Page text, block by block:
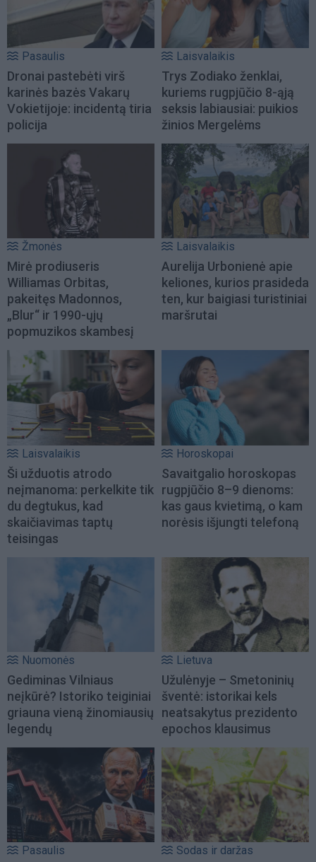
Pasaulis
Dronai pastebėti virš
karinės bazės Vakarų
Vokietijoje: incidentą tiria
policija
Laisvalaikis
Trys Zodiako ženklai,
kuriems rugpjūčio 8-ąją
seksis labiausiai: puikios
žinios Mergelėms
Žmonės
Mirė prodiuseris
Williamas Orbitas,
pakeitęs Madonnos,
„Blur“ ir 1990-ųjų
popmuzikos skambesį
Laisvalaikis
Aurelija Urbonienė apie
keliones, kurios prasideda
ten, kur baigiasi turistiniai
maršrutai
Laisvalaikis
Ši užduotis atrodo
neįmanoma: perkelkite tik
du degtukus, kad
skaičiavimas taptų
teisingas
Horoskopai
Savaitgalio horoskopas
rugpjūčio 8–9 dienoms:
kas gaus kvietimą, o kam
norėsis išjungti telefoną
Nuomonės
Gediminas Vilniaus
neįkūrė? Istoriko teiginiai
griauna vieną žinomiausių
legendų
Lietuva
Užulėnyje – Smetoninių
šventė: istorikai kels
neatsakytus prezidento
epochos klausimus
Pasaulis Sodas ir daržas